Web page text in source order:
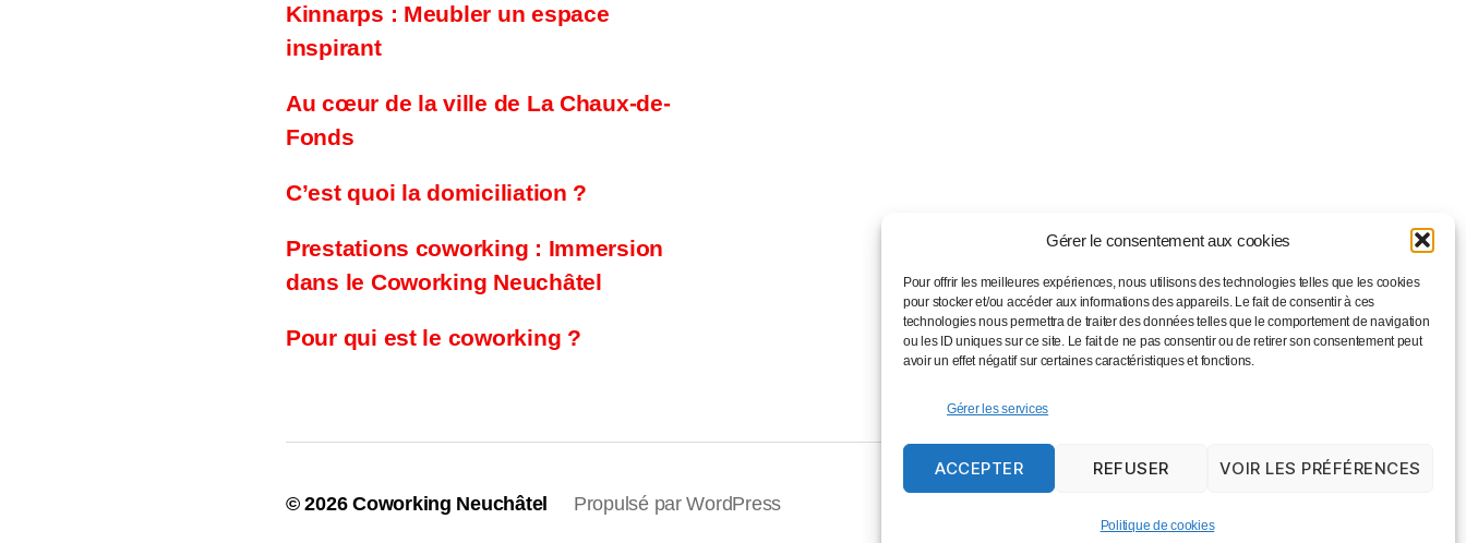
Gérer le consentement aux cookies
Pour offrir les meilleures expériences, nous utilisons des technologies telles que les cookies
pour stocker et/ou accéder aux informations des appareils. Le fait de consentir à ces
technologies nous permettra de traiter des données telles que le comportement de navigation
ou les ID uniques sur ce site. Le fait de ne pas consentir ou de retirer son consentement peut
avoir un effet négatif sur certaines caractéristiques et fonctions.
Gérer les services
ACCEPTER REFUSER VOIR LES PRÉFÉRENCES
Politique de cookies
Kinnarps : Meubler un espace
inspirant
Au cœur de la ville de La Chaux-de-
Fonds
C’est quoi la domiciliation ?
Prestations coworking : Immersion
dans le Coworking Neuchâtel
Pour qui est le coworking ?
© 2026Coworking Neuchâtel Propulsé par WordPress